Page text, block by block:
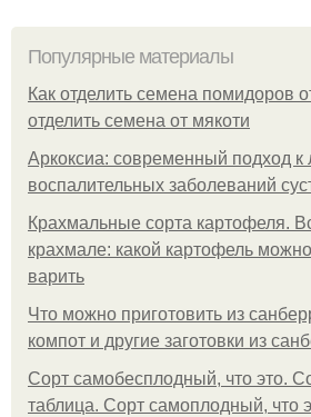
Популярные материалы
Как отделить семена помидоров
отделить семена от мякоти
Аркоксиа: современный подход к
воспалительных заболеваний
Крахмальные сорта картофеля.
крахмале: какой картофель
варить
Что можно приготовить из
компот и другие заготовки из
Сорт самобесплодный, что это.
таблица. Сорт самоплодный, что